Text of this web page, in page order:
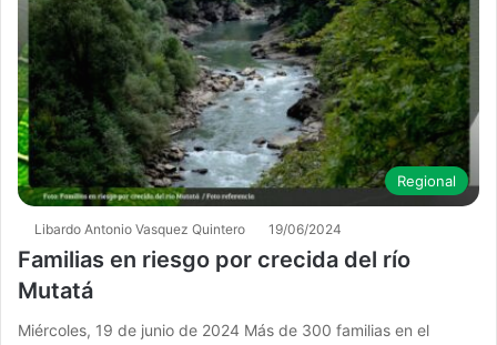
Regional
Libardo Antonio Vasquez Quintero 19/06/2024
Familias en riesgo por crecida del río
Mutatá
Miércoles, 19 de junio de 2024 Más de 300 familias en el